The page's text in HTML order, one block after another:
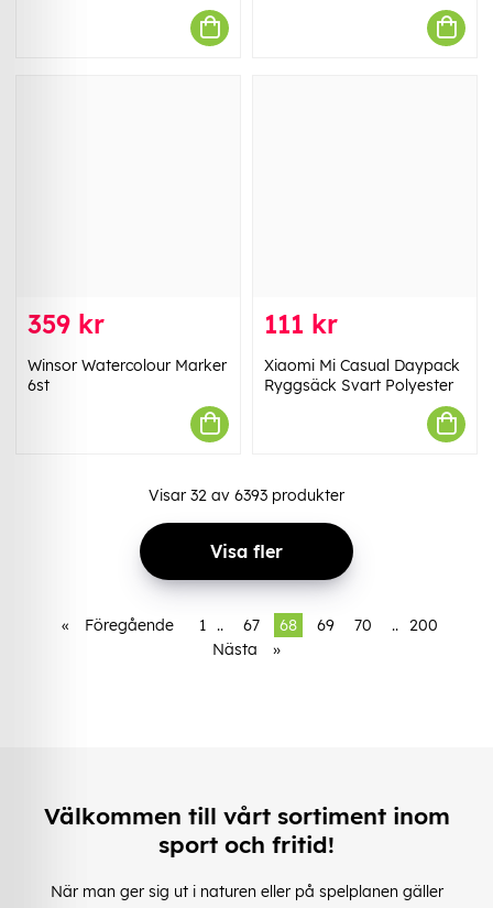
359 kr
Winsor Watercolour Marker
6st
111 kr
Xiaomi Mi Casual Daypack
Ryggsäck Svart Polyester
Visar 32 av 6393 produkter
Visa fler
« Föregående 1 .. 67 68 69 70 .. 200
Nästa
»
Välkommen till vårt sortiment inom
sport och fritid!
När man ger sig ut i naturen eller på spelplanen gäller